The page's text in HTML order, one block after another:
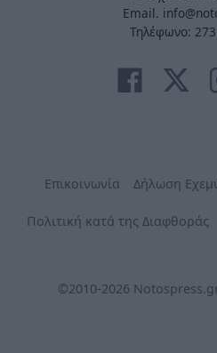
Email.
Τηλέφωνο:
Επικοινωνία Δήλωση
Πολιτική κατά της Διαφθοράς
©2010-2026